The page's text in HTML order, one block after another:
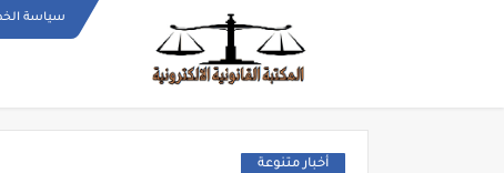
سياسة
أخبار متنوعة